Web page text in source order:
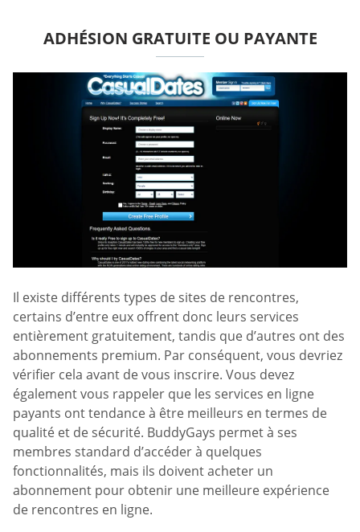
ADHÉSION GRATUITE OU PAYANTE
Il existe différents types de sites de rencontres,
certains d’entre eux offrent donc leurs services
entièrement gratuitement, tandis que d’autres ont des
abonnements premium. Par conséquent, vous devriez
vérifier cela avant de vous inscrire. Vous devez
également vous rappeler que les services en ligne
payants ont tendance à être meilleurs en termes de
qualité et de sécurité. BuddyGays permet à ses
membres standard d’accéder à quelques
fonctionnalités, mais ils doivent acheter un
abonnement pour obtenir une meilleure expérience
de rencontres en ligne.